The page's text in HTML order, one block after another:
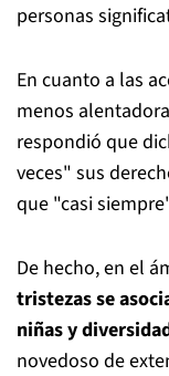
personas
En cuanto a las
menos
respondió que
veces" sus
que "casi
De hecho, en el
tristezas se
niñas y
novedoso de